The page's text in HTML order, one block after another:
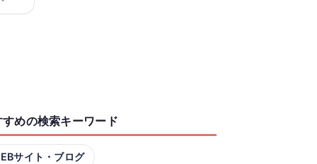
すめの検索キーワード
サイト・ブログ